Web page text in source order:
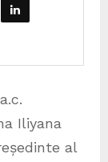
Iliyana
al